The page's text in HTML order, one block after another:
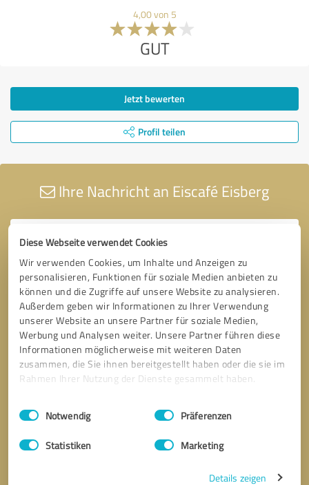
Diese Webseite verwendet Cookies
Wir verwenden Cookies, um Inhalte und Anzeigen zu
personalisieren, Funktionen für soziale Medien anbieten zu
können und die Zugriffe auf unsere Website zu analysieren.
Außerdem geben wir Informationen zu Ihrer Verwendung
unserer Website an unsere Partner für soziale Medien,
Werbung und Analysen weiter. Unsere Partner führen diese
Informationen möglicherweise mit weiteren Daten
zusammen, die Sie ihnen bereitgestellt haben oder die sie im
Rahmen Ihrer Nutzung der Dienste gesammelt haben.
Impressum Datenschutzbestimmungen
Einwilligungsauswahl
Notwendig Präferenzen
Statistiken Marketing
Details zeigen
4,00 von 5
GUT
Jetzt bewerten
Profil teilen
Ihre Nachricht an Eiscafé Eisberg